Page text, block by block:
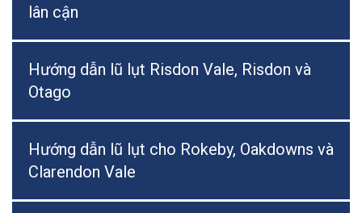
lân cận
Hướng dẫn lũ lụt Risdon Vale, Risdon và
Otago
Hướng dẫn lũ lụt cho Rokeby, Oakdowns và
Clarendon Vale